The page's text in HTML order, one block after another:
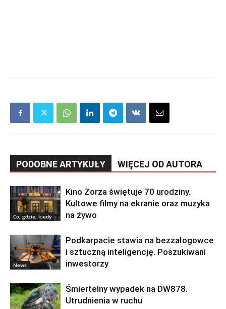
PODOBNE ARTYKUŁY WIĘCEJ OD AUTORA
Co, gdzie, kiedy
Kino Zorza świętuje 70 urodziny.
Kultowe filmy na ekranie oraz muzyka
na żywo
News
Podkarpacie stawia na bezzałogowce
i sztuczną inteligencję. Poszukiwani
inwestorzy
Śmiertelny wypadek na DW878.
Utrudnienia w ruchu